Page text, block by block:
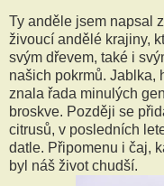
Ty anděle jsem napsal
živoucí andělé krajiny,
svým dřevem, také i
našich pokrmů. Jablka,
znala řada minulých
broskve. Později se
citrusů, v posledních
datle. Připomenu i čaj,
byl náš život chudší.